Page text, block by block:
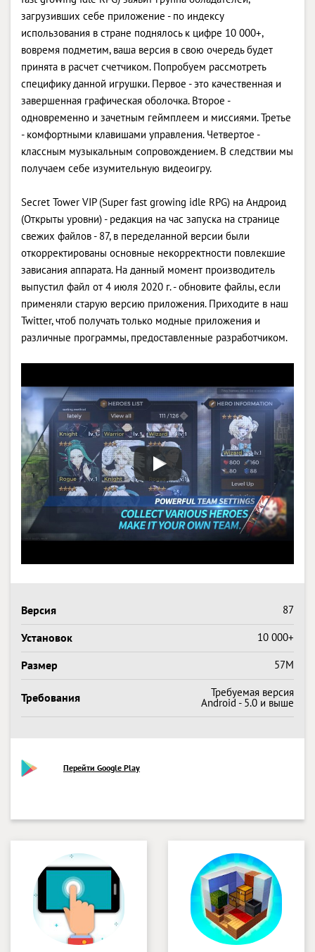
загрузивших себе приложение - по индексу
использования в стране поднялось к цифре 10 000+,
вовремя подметим, ваша версия в свою очередь будет
принята в расчет счетчиком. Попробуем рассмотреть
специфику данной игрушки. Первое - это качественная и
завершенная графическая оболочка. Второе -
одновременно и зачетным геймплеем и миссиями. Третье
- комфортными клавишами управления. Четвертое -
классным музыкальным сопровождением. В следствии мы
получаем себе изумительную видеоигру.
Secret Tower VIP (Super fast growing idle RPG) на Андроид
(Открыты уровни) - редакция на час запуска на странице
свежих файлов - 87, в переделанной версии были
откорректированы основные некорректности повлекшие
зависания аппарата. На данный момент производитель
выпустил файл от 4 июля 2020 г. - обновите файлы, если
применяли старую версию приложения. Приходите в наш
Twitter, чтоб получать только модные приложения и
различные программы, предоставленные разработчиком.
Версия 87
Установок 10 000+
Размер 57M
Требования Требуемая версия
Android - 5.0 и выше
Перейти Google Play